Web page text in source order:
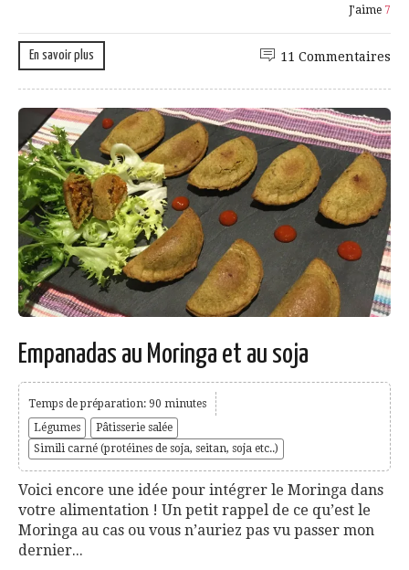
J'aime 7
En savoir plus 11 Commentaires
Empanadas au Moringa et au soja
Temps de préparation: 90 minutes
Légumes
Pâtisserie salée
Simili carné (protéines de soja, seitan, soja etc..)
Voici encore une idée pour intégrer le Moringa dans
votre alimentation ! Un petit rappel de ce qu’est le
Moringa au cas ou vous n’auriez pas vu passer mon
dernier...